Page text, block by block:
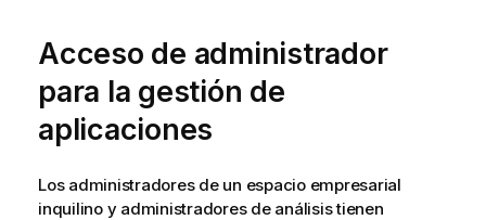
Acceso de administrador
para la gestión de
aplicaciones
Los administradores de un espacio empresarial
inquilino y administradores de análisis tienen